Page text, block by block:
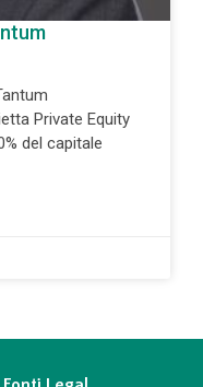
Private Equity
del capitale